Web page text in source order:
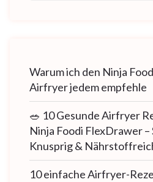
Warum ich den Ninja
Airfryer jedem empfehle
🥗 10 Gesunde Airfryer
Ninja Foodi FlexDrawer –
Knusprig &
10 einfache Airfryer-